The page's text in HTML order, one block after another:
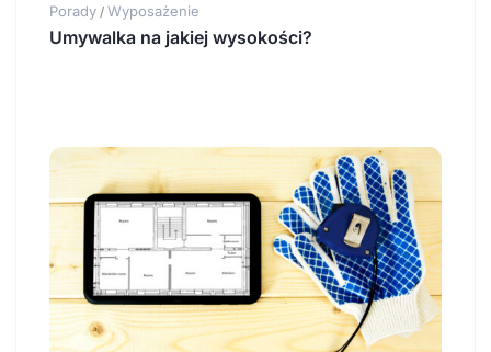
Porady / Wyposażenie
Umywalka na jakiej wysokości?